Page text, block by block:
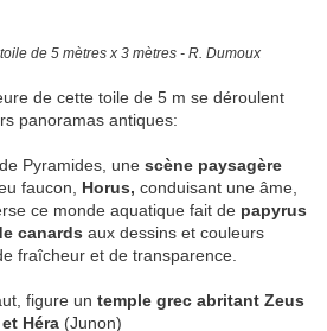
de 5 mètres x 3 mètres - R. Dumoux
de cette toile de 5 m se déroulent
panoramas antiques:
Pyramides, une scène paysagère
faucon, Horus, conduisant une âme,
ce monde aquatique fait depapyrus
canards aux dessins et couleurs
fraîcheur et de transparence.
figure un temple grec abritant Zeus
et Héra(Junon)